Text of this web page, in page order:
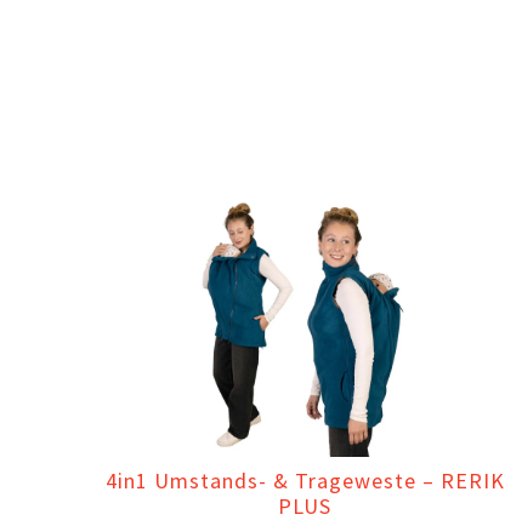
4in1 Umstands- & Trageweste – RERIK
PLUS